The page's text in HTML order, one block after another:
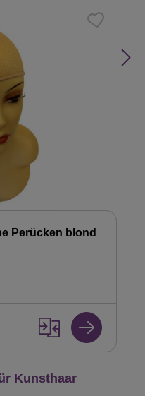
Perücken blond
Kunsthaar